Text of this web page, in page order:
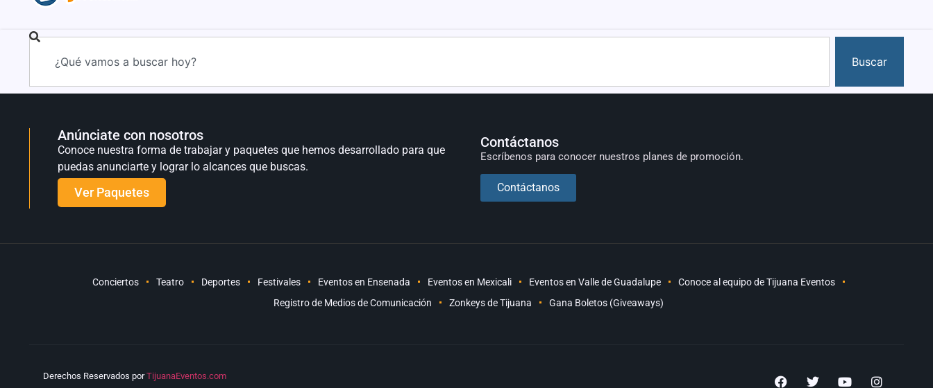
Buscar
Anúnciate con nosotros
Conoce nuestra forma de trabajar y paquetes que hemos desarrollado para que
puedas anunciarte y lograr lo alcances que buscas.
Ver Paquetes
Contáctanos
Escríbenos para conocer nuestros planes de promoción.
Contáctanos
Conciertos Teatro Deportes Festivales Eventos en Ensenada Eventos en Mexicali Eventos en Valle de Guadalupe
Conoce al equipo de Tijuana Eventos
Registro de Medios de Comunicación
Zonkeys de Tijuana Gana Boletos (Giveaways)
Derechos Reservados porTijuanaEventos.com